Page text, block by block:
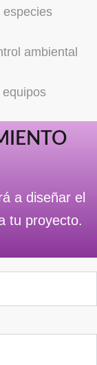
especies
ambiental
a diseñar el
tu proyecto.